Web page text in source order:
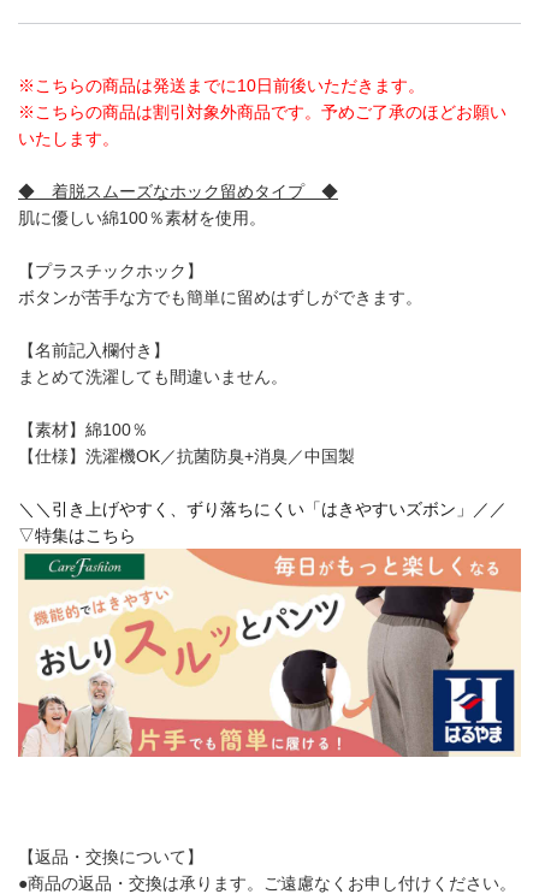
※こちらの商品は発送までに10日前後いただきます。
※こちらの商品は割引対象外商品です。予めご了承のほどお願い
いたします。
◆ 着脱スムーズなホック留めタイプ ◆
肌に優しい綿100％素材を使用。
【プラスチックホック】
ボタンが苦手な方でも簡単に留めはずしができます。
【名前記入欄付き】
まとめて洗濯しても間違いません。
【素材】綿100％
【仕様】洗濯機OK／抗菌防臭+消臭／中国製
＼＼引き上げやすく、ずり落ちにくい「はきやすいズボン」／／
▽特集はこちら
【返品・交換について】
●商品の返品・交換は承ります。ご遠慮なくお申し付けください。